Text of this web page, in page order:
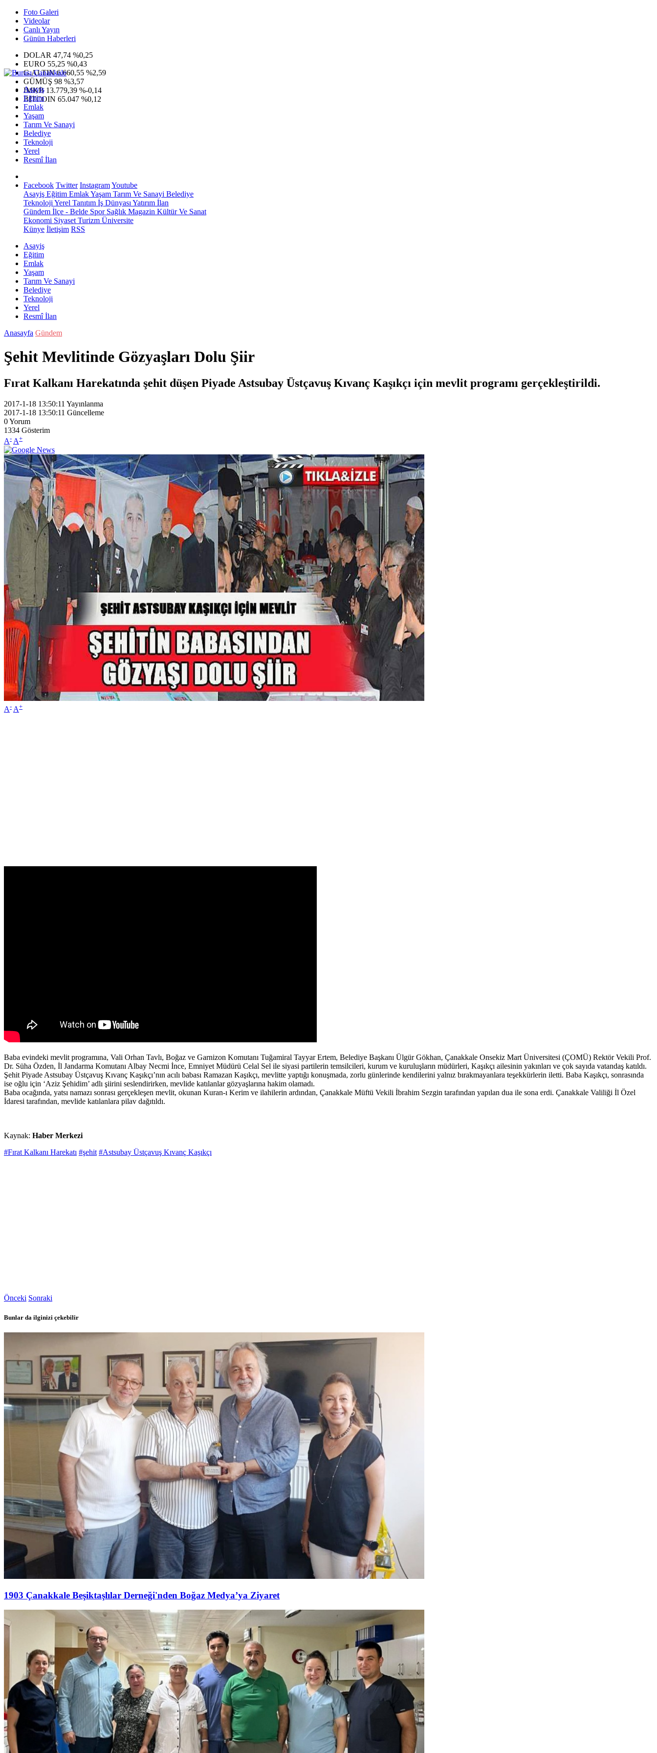
Foto Galeri
Videolar
Canlı Yayın
Günün Haberleri
DOLAR 47,74 %0,25
EURO 55,25 %0,43
G.ALTIN6.660,55 %2,59
GÜMÜŞ 98 %3,57
IMKB 13.779,39 %-0,14
BITCOIN 65.047 %0,12
Asayiş
Eğitim
Emlak
Yaşam
Tarım Ve Sanayi
Belediye
Teknoloji
Yerel
Resmî İlan
Facebook Twitter InstagramYoutube
Asayiş Eğitim EmlakYaşam Tarım Ve Sanayi Belediye
Teknoloji Yerel Tanıtım İş Dünyası Yatırım İlan
Gündem İlçe - Belde SporSağlık Magazin Kültür Ve Sanat
Ekonomi Siyaset Turizm Üniversite
Künye İletişim RSS
Asayiş
Eğitim
Emlak
Yaşam
Tarım Ve Sanayi
Belediye
Teknoloji
Yerel
Resmî İlan
Anasayfa Gündem
Şehit Mevlitinde Gözyaşları Dolu Şiir
Fırat Kalkanı Harekatında şehit düşen Piyade Astsubay Üstçavuş Kıvanç Kaşıkçı için mevlit programı gerçekleştirildi.
2017-1-18 13:50:11 Yayınlanma
2017-1-18 13:50:11 Güncelleme
0Yorum
1334 Gösterim
A- A+
A- A+
Baba evindeki mevlit programına, Vali Orhan Tavlı, Boğaz ve Garnizon Komutanı Tuğamiral Tayyar Ertem, Belediye Başkanı Ülgür Gökhan, Çanakkale Onsekiz Mart Üniversitesi (ÇOMÜ) Rektör Vekili Prof.
Dr. Süha Özden, İl Jandarma Komutanı Albay Necmi İnce, Emniyet Müdürü Celal Sel ile siyasi partilerin temsilcileri, kurum ve kuruluşların müdürleri, Kaşıkçı ailesinin yakınları ve çok sayıda vatandaş katıldı.
Şehit Piyade Astsubay Üstçavuş Kıvanç Kaşıkçı’nın acılı babası Ramazan Kaşıkçı, mevlitte yaptığı konuşmada, zorlu günlerinde kendilerini yalnız bırakmayanlara teşekkürlerin iletti. Baba Kaşıkçı, sonrasında
ise oğlu için ‘Aziz Şehidim’ adlı şiirini seslendirirken, mevlide katılanlar gözyaşlarına hakim olamadı.
Baba ocağında, yatsı namazı sonrası gerçekleşen mevlit, okunan Kuran-ı Kerim ve ilahilerin ardından, Çanakkale Müftü Vekili İbrahim Sezgin tarafından yapılan dua ile sona erdi. Çanakkale Valiliği İl Özel
İdaresi tarafından, mevlide katılanlara pilav dağıtıldı.
Kaynak: Haber Merkezi
#Fırat Kalkanı Harekatı #şehit #Astsubay Üstçavuş Kıvanç Kaşıkçı
Önceki Sonraki
Bunlar da ilginizi çekebilir
1903 Çanakkale Beşiktaşlılar Derneği'nden Boğaz Medya’ya Ziyaret